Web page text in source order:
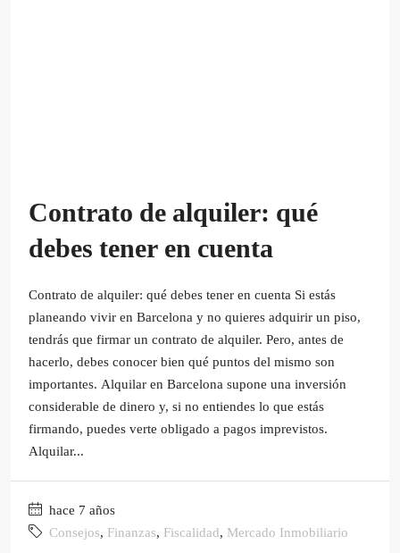
Contrato de alquiler: qué
debes tener en cuenta
Contrato de alquiler: qué debes tener en cuenta Si estás
planeando vivir en Barcelona y no quieres adquirir un piso,
tendrás que firmar un contrato de alquiler. Pero, antes de
hacerlo, debes conocer bien qué puntos del mismo son
importantes. Alquilar en Barcelona supone una inversión
considerable de dinero y, si no entiendes lo que estás
firmando, puedes verte obligado a pagos imprevistos.
Alquilar...
hace 7 años
Consejos, Finanzas, Fiscalidad, Mercado Inmobiliario